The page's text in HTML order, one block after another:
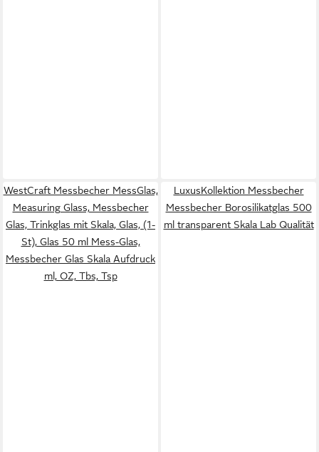
WestCraft Messbecher MessGlas,
Measuring Glass, Messbecher
Glas, Trinkglas mit Skala, Glas, (1-
St), Glas 50 ml Mess-Glas,
Messbecher Glas Skala Aufdruck
ml, OZ, Tbs, Tsp
LuxusKollektion Messbecher
Messbecher Borosilikatglas 500
ml transparent Skala Lab Qualität